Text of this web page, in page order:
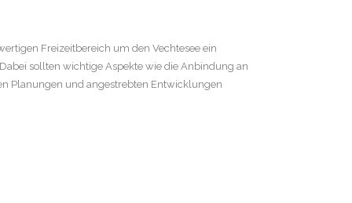
Freizeitbereich um den Vechtesee ein
sollten wichtige Aspekte wie die Anbindung an
Planungen und angestrebten Entwicklungen